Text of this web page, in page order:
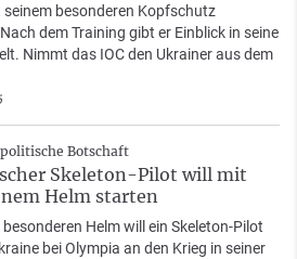
besonderen Kopfschutz
dem Training gibt er Einblick in seine
Nimmt das IOC den Ukrainer aus dem
Botschaft
Skeleton-Pilot will mit
Helm starten
Helm will ein Skeleton-Pilot
bei Olympia an den Krieg in seiner